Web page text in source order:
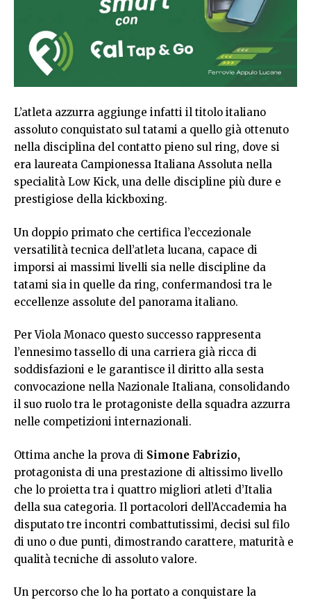
L’atleta azzurra aggiunge infatti il titolo italiano
assoluto conquistato sul tatami a quello già ottenuto
nella disciplina del contatto pieno sul ring, dove si
era laureata Campionessa Italiana Assoluta nella
specialità Low Kick, una delle discipline più dure e
prestigiose della kickboxing.
Un doppio primato che certifica l’eccezionale
versatilità tecnica dell’atleta lucana, capace di
imporsi ai massimi livelli sia nelle discipline da
tatami sia in quelle da ring, confermandosi tra le
eccellenze assolute del panorama italiano.
Per Viola Monaco questo successo rappresenta
l’ennesimo tassello di una carriera già ricca di
soddisfazioni e le garantisce il diritto alla sesta
convocazione nella Nazionale Italiana, consolidando
il suo ruolo tra le protagoniste della squadra azzurra
nelle competizioni internazionali.
Ottima anche la prova di Simone Fabrizio,
protagonista di una prestazione di altissimo livello
che lo proietta tra i quattro migliori atleti d’Italia
della sua categoria. Il portacolori dell’Accademia ha
disputato tre incontri combattutissimi, decisi sul filo
di uno o due punti, dimostrando carattere, maturità e
qualità tecniche di assoluto valore.
Un percorso che lo ha portato a conquistare la